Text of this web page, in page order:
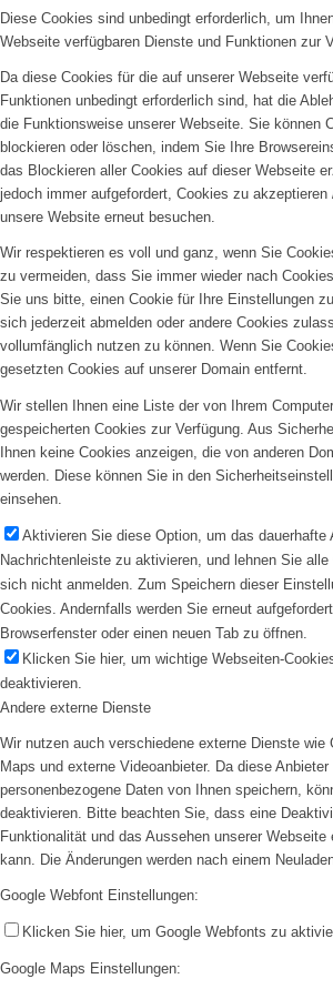
Diese Cookies sind unbedingt erforderlich, um
Webseite verfügbaren Dienste und Funktionen zur
Da diese Cookies für die auf unserer Webseite
Funktionen unbedingt erforderlich sind, hat die
die Funktionsweise unserer Webseite. Sie können
blockieren oder löschen, indem Sie Ihre
das Blockieren aller Cookies auf dieser Webseite
jedoch immer aufgefordert, Cookies zu
unsere Website erneut besuchen.
Wir respektieren es voll und ganz, wenn Sie
zu vermeiden, dass Sie immer wieder nach
Sie uns bitte, einen Cookie für Ihre Einstellungen
sich jederzeit abmelden oder andere Cookies
vollumfänglich nutzen zu können. Wenn Sie
gesetzten Cookies auf unserer Domain entfernt.
Wir stellen Ihnen eine Liste der von Ihrem
gespeicherten Cookies zur Verfügung. Aus
Ihnen keine Cookies anzeigen, die von anderen
werden. Diese können Sie in den
einsehen.
Aktivieren Sie diese Option, um das dauerhafte
Nachrichtenleiste zu aktivieren, und lehnen Sie
sich nicht anmelden. Zum Speichern dieser
Cookies. Andernfalls werden Sie erneut
Browserfenster oder einen neuen Tab zu öffnen.
Klicken Sie hier, um wichtige Webseiten-
deaktivieren.
Andere externe Dienste
Wir nutzen auch verschiedene externe Dienste wie
Maps und externe Videoanbieter. Da diese
personenbezogene Daten von Ihnen speichern,
deaktivieren. Bitte beachten Sie, dass eine
Funktionalität und das Aussehen unserer Webseite
kann. Die Änderungen werden nach einem
Google Webfont Einstellungen:
Klicken Sie hier, um Google Webfonts zu
Google Maps Einstellungen: